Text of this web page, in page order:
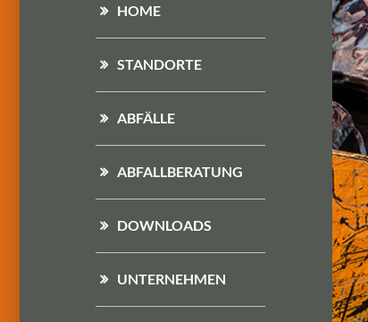
HOME
STANDORTE
ABFÄLLE
ABFALLBERATUNG
DOWNLOADS
UNTERNEHMEN